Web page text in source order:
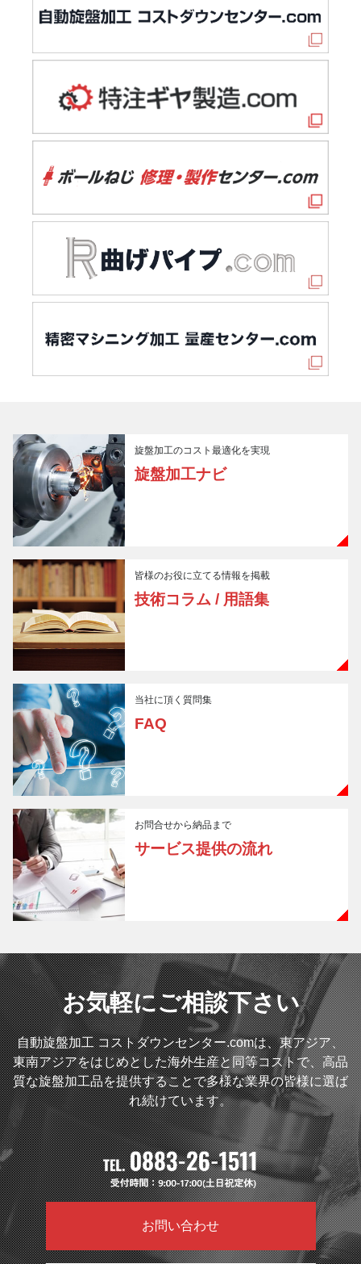
旋盤加工のコスト最適化を実現
旋盤加工ナビ
皆様のお役に立てる情報を掲載
技術コラム / 用語集
当社に頂く質問集
FAQ
お問合せから納品まで
サービス提供の流れ
お気軽にご相談下さい
自動旋盤加工 コストダウンセンター.comは、東アジア、
東南アジアをはじめとした海外生産と同等コストで、高品
質な旋盤加工品を提供することで多様な業界の皆様に選ば
れ続けています。
お問い合わせ